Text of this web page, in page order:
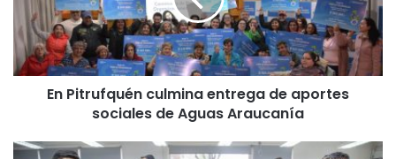
u
f
q
c
En Pitrufquén culmina entrega de aportes
sociales de Aguas Araucanía
S